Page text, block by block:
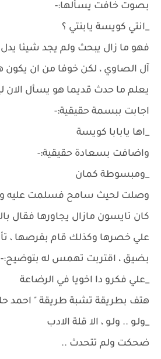
بصوت خافت يسألها:-
_انتي كويسة يابنتي ؟
فهو ما زال يبحث ولم يجد شيئا
آل الصاوي ، لكن خوفا من ان يكون
يعلم ما حدث قديما هو يسأل الان
اجابت ببسمة حقيقية:-
_اها يابابا كويسة
واضافت بسعادة حقيقية:-
_ومبسوطة كمان
وصلت لحيث سامح فسلمت عليه
كان تايسون مازال يجاورها فقال
علي خصرها وكذلك قام بقرصها ،
بضيق ، اقتربت تهمس له بتوضيح:-
_علي فكرو دا اخويا في الرضاعة
هتف بطريقة تشبة طريقة " احمد
_ولـو .. ولـو ، الا قلة الادب
ضحكت ولم تتحدث ..